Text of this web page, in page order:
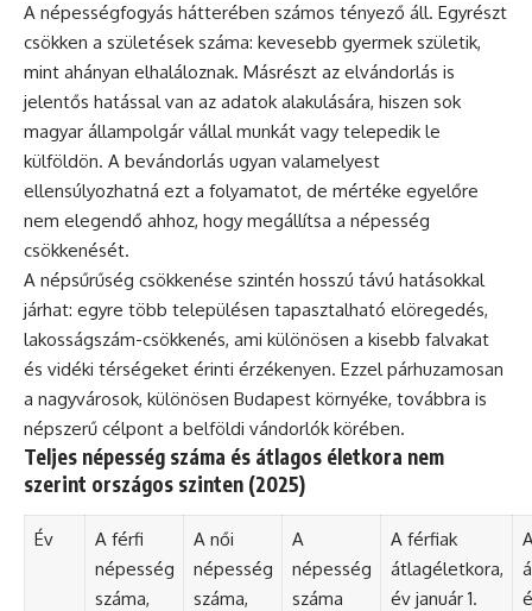
A népességfogyás hátterében számos tényező áll. Egyrészt
csökken a születések száma: kevesebb gyermek születik,
mint ahányan elhaláloznak. Másrészt az elvándorlás is
jelentős hatással van az adatok alakulására, hiszen sok
magyar állampolgár vállal munkát vagy telepedik le
külföldön. A bevándorlás ugyan valamelyest
ellensúlyozhatná ezt a folyamatot, de mértéke egyelőre
nem elegendő ahhoz, hogy megállítsa a népesség
csökkenését.
A népsűrűség csökkenése szintén hosszú távú hatásokkal
járhat: egyre több településen tapasztalható elöregedés,
lakosságszám-csökkenés, ami különösen a kisebb falvakat
és vidéki térségeket érinti érzékenyen. Ezzel párhuzamosan
a nagyvárosok, különösen Budapest környéke, továbbra is
népszerű célpont a belföldi vándorlók körében.
Teljes népesség száma és átlagos életkora nem
szerint országos szinten (2025)
Év
A férfi
népesség
száma,
A női
népesség
száma,
A
népesség
száma
A férfiak
átlagéletkora,
év január 1.